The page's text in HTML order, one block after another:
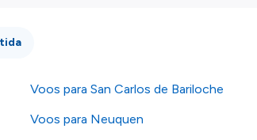
Voos para San Carlos de Bariloche
Voos para Neuquen